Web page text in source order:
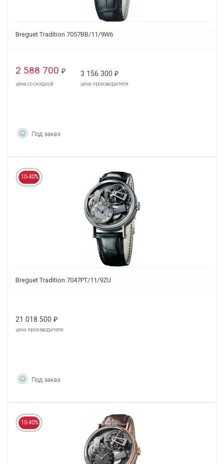
Breguet Tradition 7057BB/11/9W6
2 588 700 ₽
цена со скидкой
3 156 300 ₽
цена производителя
Под заказ
10-40%
Breguet Tradition 7047PT/11/9ZU
21 018 500 ₽
цена производителя
Под заказ
10-40%